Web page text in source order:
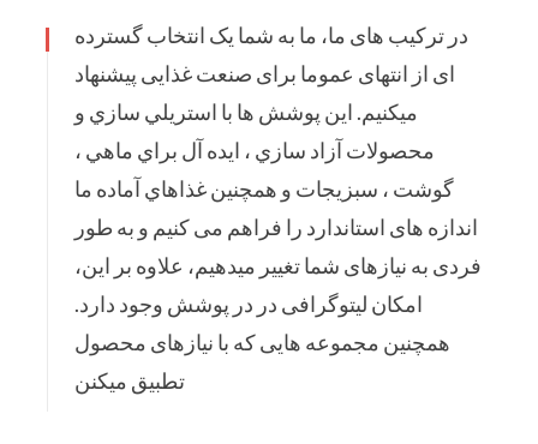
در ترکیب های ما، ما به شما یک انتخاب گسترده
ای از انتهای عموما برای صنعت غذایی پیشنهاد
میکنیم. اين پوشش ها با استريلي سازي و
محصولات آزاد سازي ، ايده آل براي ماهي ،
گوشت ، سبزيجات و همچنين غذاهاي آماده ما
اندازه های استاندارد را فراهم می کنیم و به طور
فردی به نیازهای شما تغییر میدهیم، علاوه بر این،
امکان لیتوگرافی در در پوشش وجود دارد.
همچنین مجموعه هایی که با نیازهای محصول
تطبیق میکنن